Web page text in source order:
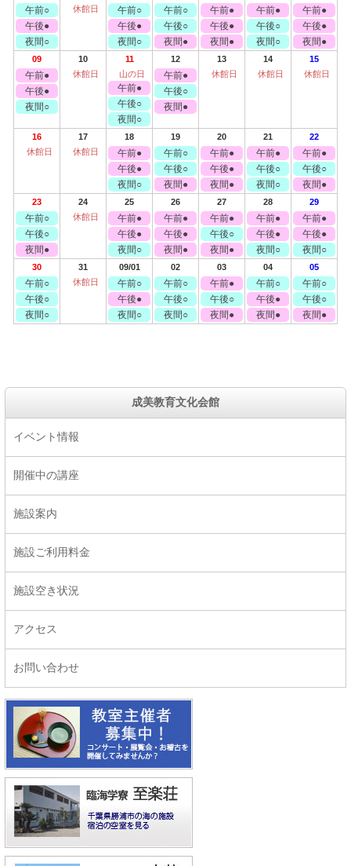
午前○
午後●
夜間○
休館日
午前○
午後●
夜間○
午前○
午後○
夜間●
午前●
午後●
夜間●
午前●
午後○
夜間○
午前●
午後●
夜間●
09
午前●
午後●
夜間○
10
休館日
11
山の日
午前●
午後○
夜間○
12
午前●
午後○
夜間●
13
休館日
14
休館日
15
休館日
16
休館日
17
休館日
18
午前●
午後●
夜間○
19
午前○
午後○
夜間●
20
午前●
午後●
夜間●
21
午前●
午後○
夜間○
22
午前●
午後○
夜間●
23
午前○
午後○
夜間●
24
休館日
25
午前●
午後●
夜間○
26
午前●
午後●
夜間●
27
午前●
午後○
夜間●
28
午前●
午後●
夜間○
29
午前●
午後●
夜間○
30
午前○
午後○
夜間○
31
休館日
09/01
午前○
午後●
夜間○
02
午前○
午後○
夜間○
03
午前●
午後○
夜間●
04
午前○
午後●
夜間●
05
午前○
午後○
夜間●
成美教育文化会館
イベント情報
開催中の講座
施設案内
施設ご利用料金
施設空き状況
アクセス
お問い合わせ